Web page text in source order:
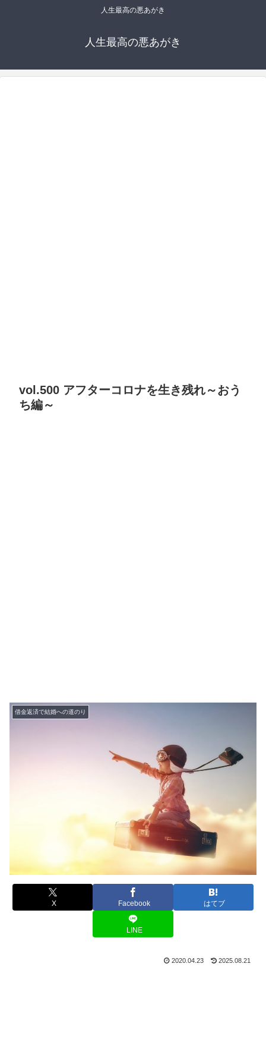
人生最高の悪あがき
人生最高の悪あがき
vol.500 アフターコロナを生き残れ～おう
ち編～
借金返済で結婚への道のり
X Facebook はてブ
LINE
2020.04.23 2025.08.21